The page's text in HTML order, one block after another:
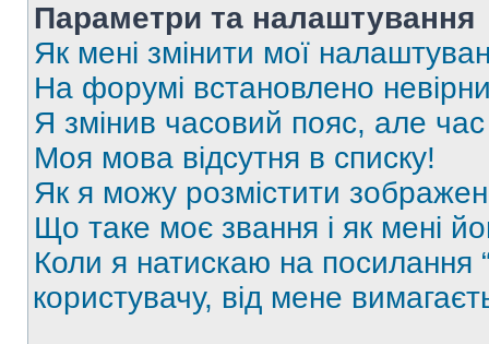
Параметри та налаштування
Як мені змінити мої
На форумі встановлено
Я змінив часовий пояс, але
Моя мова відсутня в списку!
Як я можу розмістити
Що таке моє звання і як мені
Коли я натискаю на посилання
користувачу, від мене